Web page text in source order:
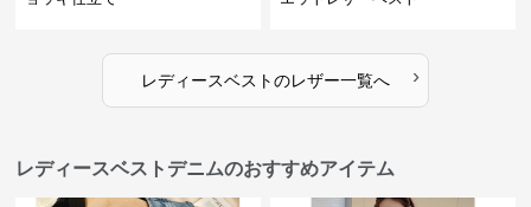
レディースベストのレザー一覧へ ›
レディースベストデニムのおすすめアイテム